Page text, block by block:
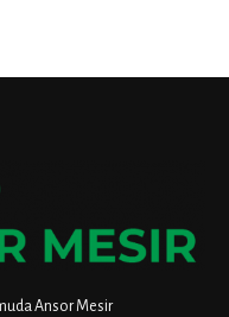
Ansor Mesir